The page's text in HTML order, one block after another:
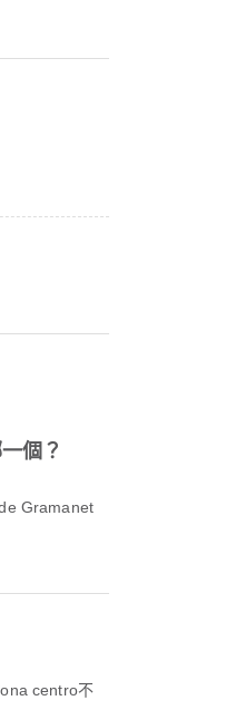
個？
Gramanet
centro不